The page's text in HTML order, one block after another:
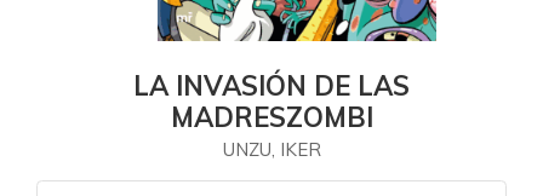
LA INVASIÓN DE LAS
MADRESZOMBI
UNZU, IKER